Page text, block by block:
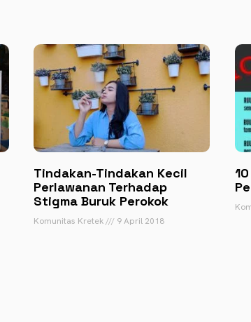
Tindakan-Tindakan Kecil
Perlawanan Terhadap
Stigma Buruk Perokok
Komunitas Kretek 9 April 2018